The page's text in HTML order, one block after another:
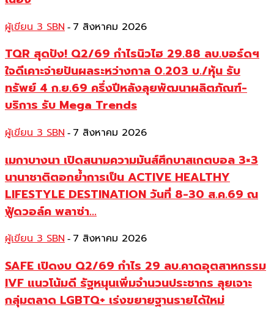
ผู้เขียน 3 SBN - 7 สิงหาคม 2026
TQR สุดปัง! Q2/69 กำไรนิวไฮ 29.88 ลบ.บอร์ดฯ
ใจดีเคาะจ่ายปันผลระหว่างกาล 0.203 บ./หุ้น รับ
ทรัพย์ 4 ก.ย.69 ครึ่งปีหลังลุยพัฒนาผลิตภัณฑ์-
บริการ รับ Mega Trends
ผู้เขียน 3 SBN - 7 สิงหาคม 2026
เมกาบางนา เปิดสนามความมันส์ศึกบาสเกตบอล 3×3
นานาชาติตอกย้ำการเป็น ACTIVE HEALTHY
LIFESTYLE DESTINATION วันที่ 8-30 ส.ค.69 ณ
ฟู้ดวอล์ค พลาซ่า...
ผู้เขียน 3 SBN - 7 สิงหาคม 2026
SAFE เปิดงบ Q2/69 กำไร 29 ลบ.คาดอุตสาหกรรม
IVF แนวโน้มดี รัฐหนุนเพิ่มจำนวนประชากร ลุยเจาะ
กลุ่มตลาด LGBTQ+ เร่งขยายฐานรายได้ใหม่